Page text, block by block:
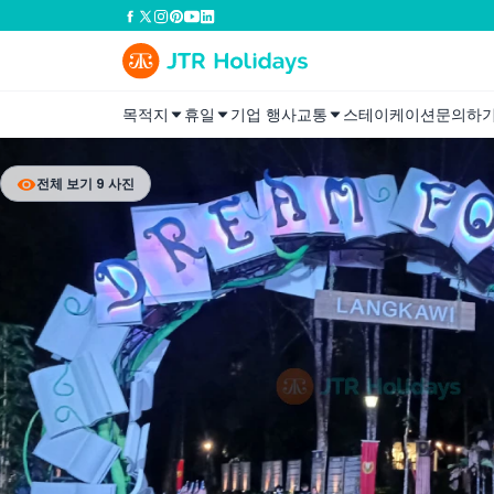
목적지 휴일 기업 행사교통 스테이케이션문의하
전체 보기 9 사진